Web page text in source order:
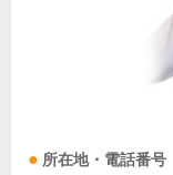
所在地・電話番号